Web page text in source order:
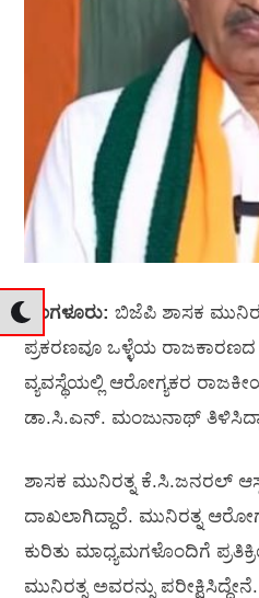
ಬೆಂಗಳೂರು: ಬಿಜೆಪಿ ಶಾಸಕ
ಪ್ರಕರಣವೂ ಒಳ್ಳೆಯ ರಾಜಕಾರಣದ
ವ್ಯವಸ್ಥೆಯಲ್ಲಿ ಆರೋಗ್ಯಕರ
ಡಾ.ಸಿ.ಎನ್‌. ಮಂಜುನಾಥ್‌
ಶಾಸಕ ಮುನಿರತ್ನ ಕೆ.ಸಿ.ಜನರಲ್‌
ದಾಖಲಾಗಿದ್ದಾರೆ. ಮುನಿರತ್ನ
ಕುರಿತು ಮಾಧ್ಯಮಗಳೊಂದಿಗೆ
ಮುನಿರತ್ನ ಅವರನ್ನು